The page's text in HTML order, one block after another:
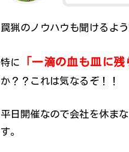
罠猟のノウハウも聞けるよ
特に 「一滴の血も皿に残
か？？これは気なるぞ！！
平日開催なので会社を休ま
す。